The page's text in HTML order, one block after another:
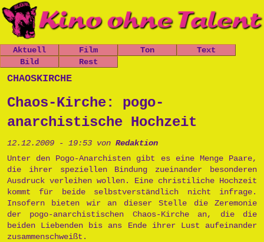
Aktuell
Nachrichten
Termine
Film
Spielfilme
Kurzfilme
n
Musik
Trailer
Politik
Unsinn
Käseburg
Ton
Das Grauen
der Tiefe
Die Opfers
Prinzessin
Cara
Text
Prinzessin
ar
Ausgesproche
nes
Unverständni
sr
Postpunk
Bild
Mitfickrepor
t
Metallwaren
Tschernobyl
Rest
Gästebuch
Links
Impressum
chaoskirche
Chaos-Kirche: pogo-
anarchistische Hochzeit
12.12.2009 - 19:53 von Redaktion
Unter den Pogo-Anarchisten gibt es eine Menge Paare,
die ihrer speziellen Bindung zueinander besonderen
Ausdruck verleihen wollen. Eine christiliche Hochzeit
kommt für beide selbstverständlich nicht infrage.
Insofern bieten wir an dieser Stelle die Zeremonie
der pogo-anarchistischen Chaos-Kirche an, die die
beiden Liebenden bis ans Ende ihrer Lust aufeinander
zusammenschweißt.